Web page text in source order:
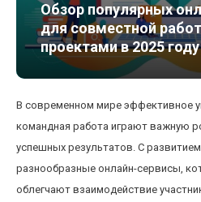
Обзор популярных
для совместной
проектами в 2025 году
В современном мире эффективное
командная работа играют важную
успешных результатов. С
разнообразные онлайн-сервисы,
облегчают взаимодействие